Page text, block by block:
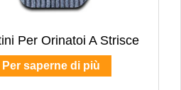
Per Orinatoi A Strisce
Per saperne di più